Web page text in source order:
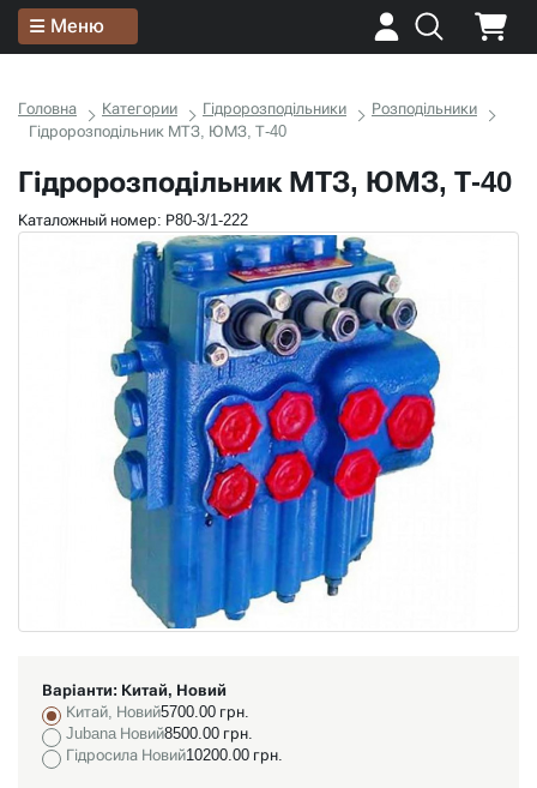
Меню
Головна Категории Гідророзподільники
Розподільники
Гідророзподільник МТЗ, ЮМЗ, Т-40
Гідророзподільник МТЗ, ЮМЗ, Т-40
Каталожный номер: Р80-3/1-222
Варіанти: Китай, Новий
Китай, Новий5700.00 грн.
Jubana Новий8500.00 грн.
Гідросила Новий10200.00 грн.